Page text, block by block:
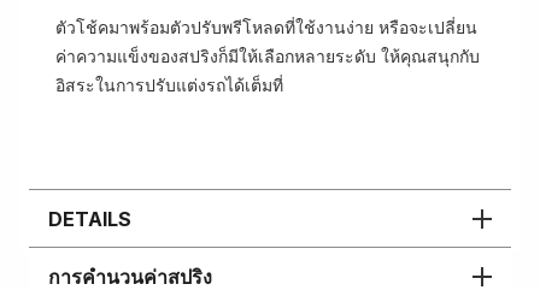
ตัวโช้คมาพร้อมตัวปรับพรีโหลดที่ใช้งานง่าย หรือจะเปลี่ยน
ค่าความแข็งของสปริงก็มีให้เลือกหลายระดับ ให้คุณสนุกกับ
อิสระในการปรับแต่งรถได้เต็มที่
DETAILS
การคำนวนค่าสปริง